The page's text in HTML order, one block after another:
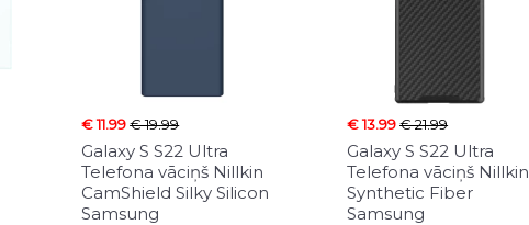
€ 11.99€ 19.99
Galaxy S S22 Ultra
Telefona vāciņš Nillkin
CamShield Silky Silicon
Samsung
€ 13.99€ 21.99
Galaxy S S22 Ultra
Telefona vāciņš Nillkin
Synthetic Fiber
Samsung